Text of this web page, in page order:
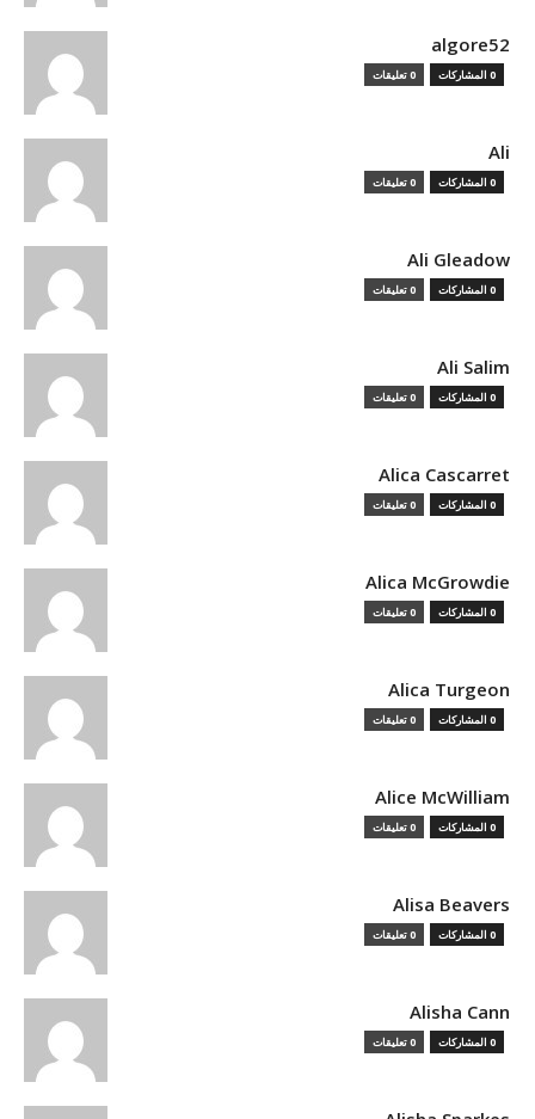
algore52
0 المشاركات 0 تعليقات
Ali
0 المشاركات 0 تعليقات
Ali Gleadow
0 المشاركات 0 تعليقات
Ali Salim
0 المشاركات 0 تعليقات
Alica Cascarret
0 المشاركات 0 تعليقات
Alica McGrowdie
0 المشاركات 0 تعليقات
Alica Turgeon
0 المشاركات 0 تعليقات
Alice McWilliam
0 المشاركات 0 تعليقات
Alisa Beavers
0 المشاركات 0 تعليقات
Alisha Cann
0 المشاركات 0 تعليقات